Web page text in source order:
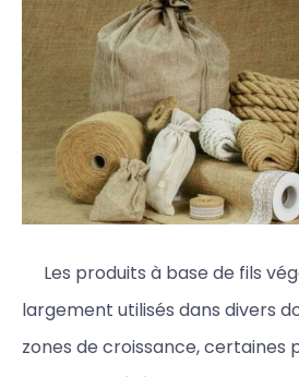
Les produits à base de fils
largement utilisés dans divers
zones de croissance, certaines